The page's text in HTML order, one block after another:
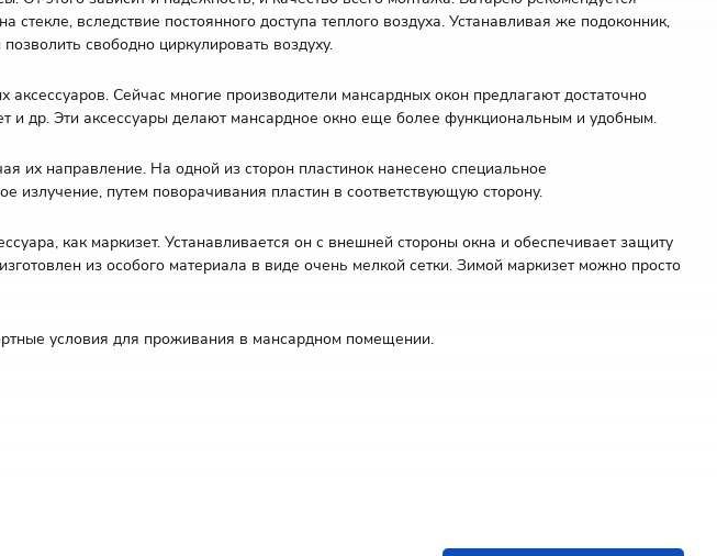
вследствие постоянного доступа теплого воздуха. Устанавливая же подоконник,
свободно циркулировать воздуху.
Сейчас многие производители мансардных окон предлагают достаточно
и др. Эти аксессуары делают мансардное окно еще более функциональным и удобным.
их направление. На одной из сторон пластинок нанесено специальное
путем поворачивания пластин в соответствующую сторону.
как маркизет. Устанавливается он с внешней стороны окна и обеспечивает защиту
из особого материала в виде очень мелкой сетки. Зимой маркизет можно просто
условия для проживания в мансардном помещении.